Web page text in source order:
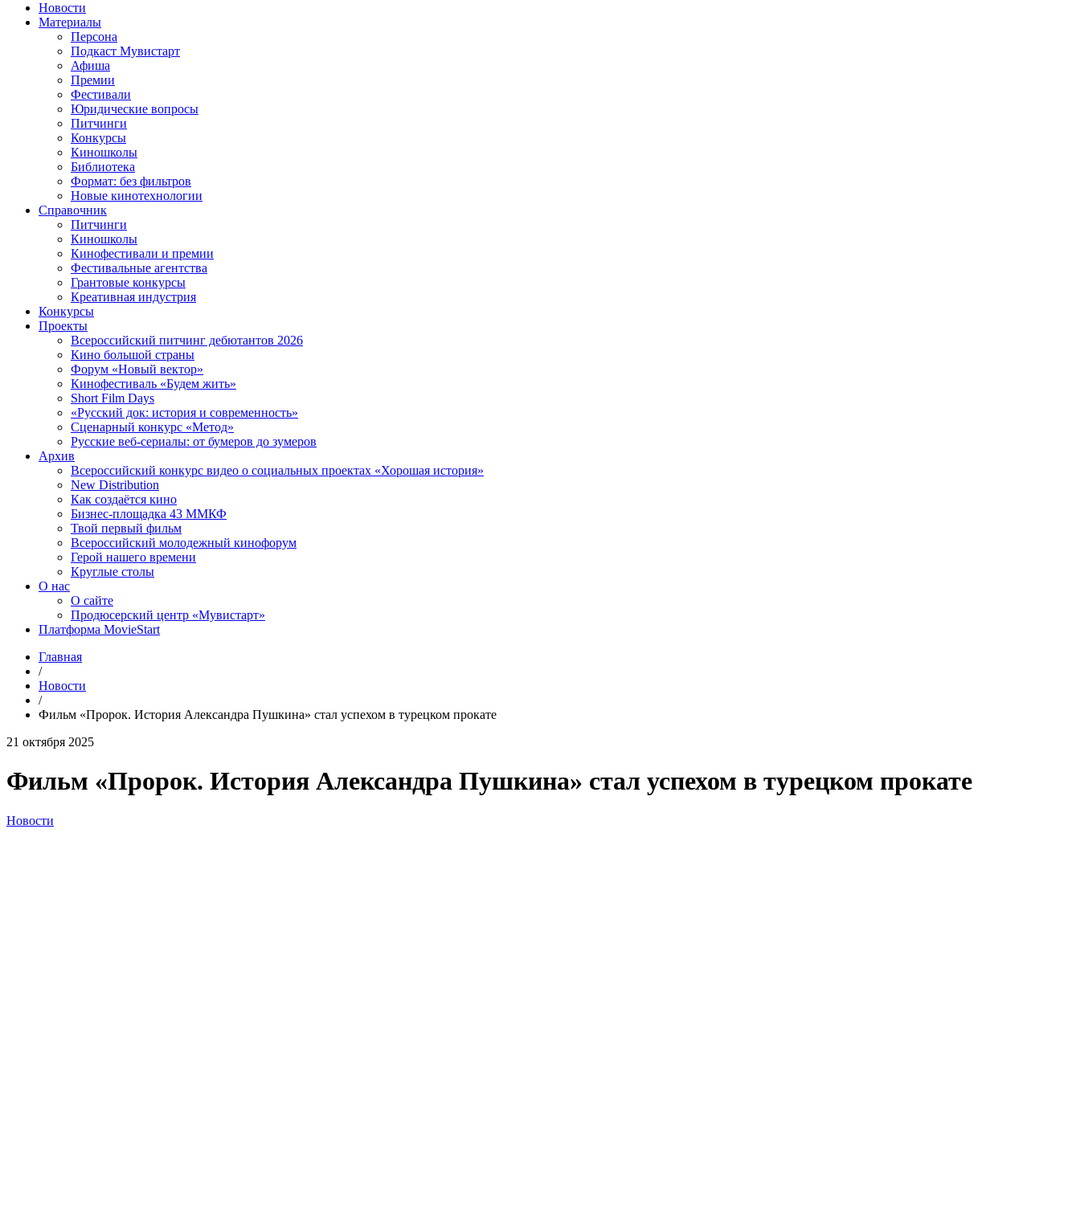
Новости
Материалы
Персона
Подкаст Мувистарт
Афиша
Премии
Фестивали
Юридические вопросы
Питчинги
Конкурсы
Киношколы
Библиотека
Формат: без фильтров
Новые кинотехнологии
Справочник
Питчинги
Киношколы
Кинофестивали и премии
Фестивальные агентства
Грантовые конкурсы
Креативная индустрия
Конкурсы
Проекты
Всероссийский питчинг дебютантов 2026
Кино большой страны
Форум «Новый вектор»
Кинофестиваль «Будем жить»
Short Film Days
«Русский док: история и современность»
Сценарный конкурс «Метод»
Русские веб-сериалы: от бумеров до зумеров
Архив
Всероссийский конкурс видео о социальных проектах «Хорошая история»
New Distribution
Как создаётся кино
Бизнес-площадка 43 ММКФ
Твой первый фильм
Всероссийский молодежный кинофорум
Герой нашего времени
Круглые столы
О нас
О сайте
Продюсерский центр «Мувистарт»
Платформа MovieStart
Главная
/
Новости
/
Фильм «Пророк. История Александра Пушкина» стал успехом в турецком прокате
21 октября 2025
Фильм «Пророк. История Александра Пушкина» стал успехом в турецком прокате
Новости